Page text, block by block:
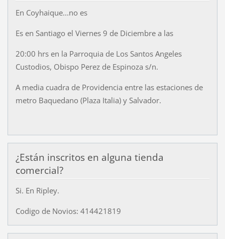
En Coyhaique...no es
Es en Santiago el Viernes 9 de Diciembre a las
20:00 hrs en la Parroquia de Los Santos Angeles
Custodios, Obispo Perez de Espinoza s/n.
A media cuadra de Providencia entre las estaciones de
metro Baquedano (Plaza Italia) y Salvador.
¿Están inscritos en alguna tienda
comercial?
Si. En Ripley.
Codigo de Novios: 414421819